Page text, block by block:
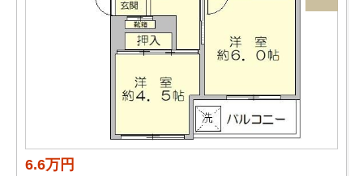
6.6万円